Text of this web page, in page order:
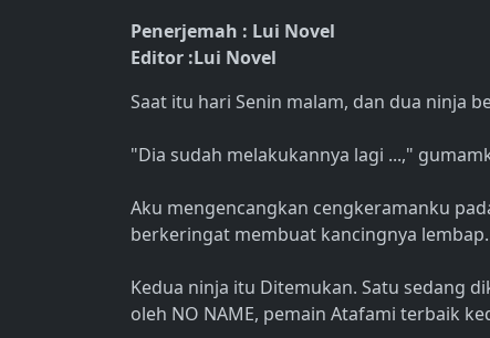
Penerjemah : Lui Novel
Editor :Lui Novel
Saat itu hari Senin malam, dan dua ninja
"Dia sudah melakukannya lagi ...,"
Aku mengencangkan cengkeramanku
berkeringat membuat kancingnya lembap.
Kedua ninja itu Ditemukan. Satu sedang
oleh NO NAME, pemain Atafami terbaik